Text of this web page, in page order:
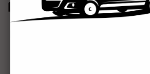
Livraison rapide